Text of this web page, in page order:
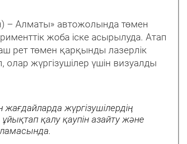
– Алматы» автожолында төмен
жоба іске асырылуда. Атап
рет төмен қарқынды лазерлік
олар жүргізушілер үшін визуалды
жүргізушілердің
қалу қаупін азайту және